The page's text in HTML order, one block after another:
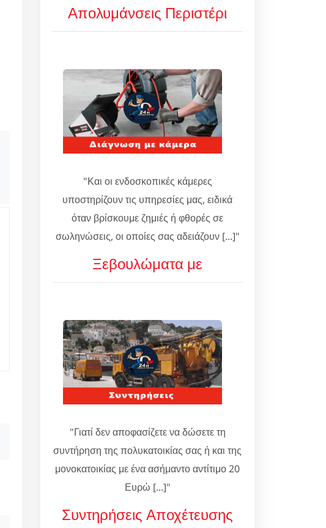
Απολυμάνσεις Περιστέρι
"Και οι ενδοσκοπικές κάμερες
υποστηρίζουν τις υπηρεσίες μας, ειδικά
όταν βρίσκουμε ζημιές ή φθορές σε
σωληνώσεις, οι οποίες σας αδειάζουν [...]"
Ξεβουλώματα με
"Γιατί δεν αποφασίζετε να δώσετε τη
συντήρηση της πολυκατοικίας σας ή και της
μονοκατοικίας με ένα ασήμαντο αντίτιμο 20
Ευρώ [...]"
Συντηρήσεις Αποχέτευσης